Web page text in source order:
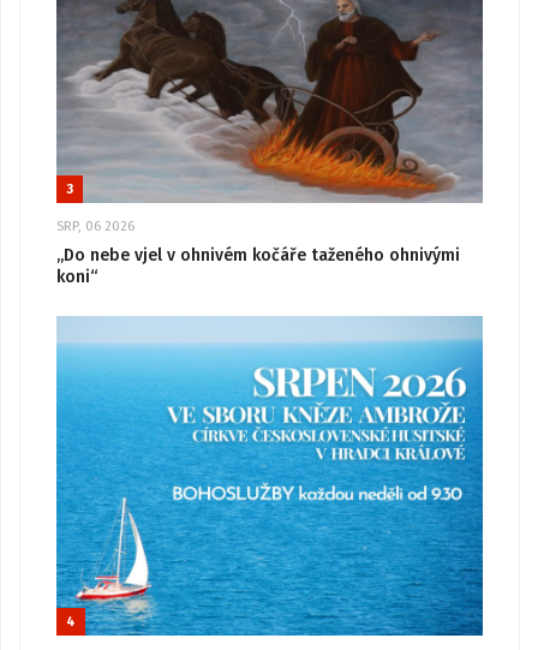
3
SRP, 06 2026
„Do nebe vjel v ohnivém kočáře taženého ohnivými
koni“
4